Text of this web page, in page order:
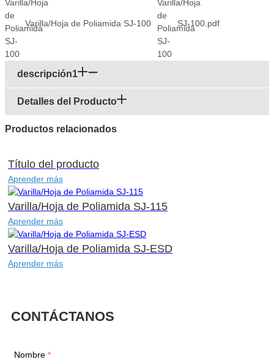
Varilla/Hoja de Poliamida SJ-100 SJ-100.pdf
descripción1
Detalles del Producto
Productos relacionados
Título del producto
Aprender más
Varilla/Hoja de Poliamida SJ-115
Aprender más
Varilla/Hoja de Poliamida SJ-ESD
Aprender más
CONTÁCTANOS
Nombre *